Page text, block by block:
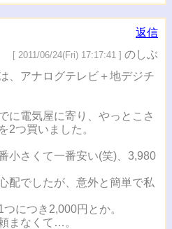
返信
[ 2011/06/24(Fri) 17:17:41 ] のしぶ
、アナログテレビ＋地デジチ
に電気屋に寄り、やっとこさ
2つ買いました。
小さくて一番安い(笑)、3,980
配でしたが、意外と簡単で私
につき2,000円とか。
まなくて…。